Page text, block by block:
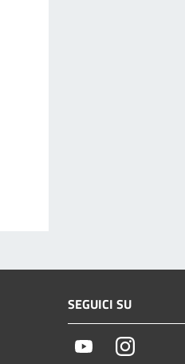
SEGUICI SU
YoutubeInstagram